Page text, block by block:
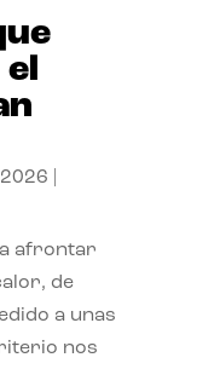
afrontar
de
a unas
nos